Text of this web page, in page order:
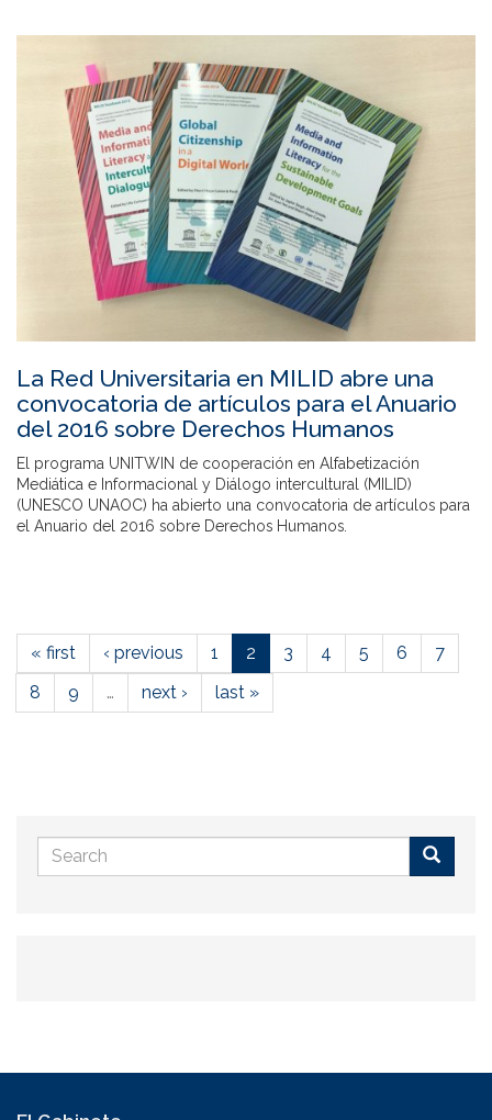
La Red Universitaria en MILID abre una
convocatoria de artículos para el Anuario
del 2016 sobre Derechos Humanos
El programa UNITWIN de cooperación en Alfabetización
Mediática e Informacional y Diálogo intercultural (MILID)
(UNESCO UNAOC) ha abierto una convocatoria de artículos para
el Anuario del 2016 sobre Derechos Humanos.
« first ‹ previous 1 2 3 4 5 6
7
8
9 … next › last »
Search
form